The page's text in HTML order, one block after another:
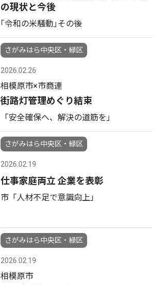
の現状と今後
｢令和の米騒動｣その後
さがみはら中央区・緑区
2026.02.26
相模原市×市商連
街路灯管理めぐり結束
「安全確保へ、解決の道筋を」
さがみはら中央区・緑区
2026.02.19
仕事家庭両立 企業を表彰
市「人材不足で意識向上」
さがみはら中央区・緑区
2026.02.19
相模原市